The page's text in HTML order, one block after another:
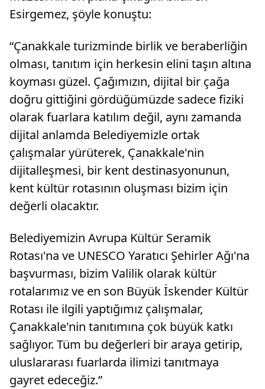
Esirgemez, şöyle konuştu:
“Çanakkale turizminde birlik ve beraberliğin
olması, tanıtım için herkesin elini taşın altına
koyması güzel. Çağımızın, dijital bir çağa
doğru gittiğini gördüğümüzde sadece fiziki
olarak fuarlara katılım değil, aynı zamanda
dijital anlamda Belediyemizle ortak
çalışmalar yürüterek, Çanakkale'nin
dijitalleşmesi, bir kent destinasyonunun,
kent kültür rotasının oluşması bizim için
değerli olacaktır.
Belediyemizin Avrupa Kültür Seramik
Rotası'na ve UNESCO Yaratıcı Şehirler Ağı'na
başvurması, bizim Valilik olarak kültür
rotalarımız ve en son Büyük İskender Kültür
Rotası ile ilgili yaptığımız çalışmalar,
Çanakkale'nin tanıtımına çok büyük katkı
sağlıyor. Tüm bu değerleri bir araya getirip,
uluslararası fuarlarda ilimizi tanıtmaya
gayret edeceğiz.”